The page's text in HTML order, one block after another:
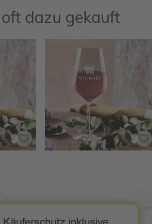
dazu gekauft